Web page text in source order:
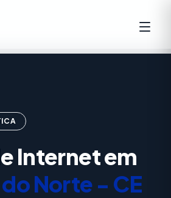
Internet em
Norte - CE